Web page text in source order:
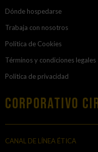
Dónde hospedarse
Trabaja con nosotros
Política de Cookies
Términos y condiciones legales
Política de privacidad
Corporativo
CANAL DE LÍNEA ÉTICA